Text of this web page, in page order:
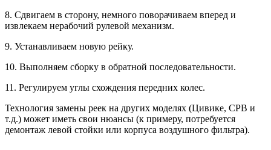
8. Сдвигаем в сторону, немного поворачиваем вперед и
извлекаем нерабочий рулевой механизм.
9. Устанавливаем новую рейку.
10. Выполняем сборку в обратной последовательности.
11. Регулируем углы схождения передних колес.
Технология замены реек на других моделях (Цивике, СРВ и
т.д.) может иметь свои нюансы (к примеру, потребуется
демонтаж левой стойки или корпуса воздушного фильтра).